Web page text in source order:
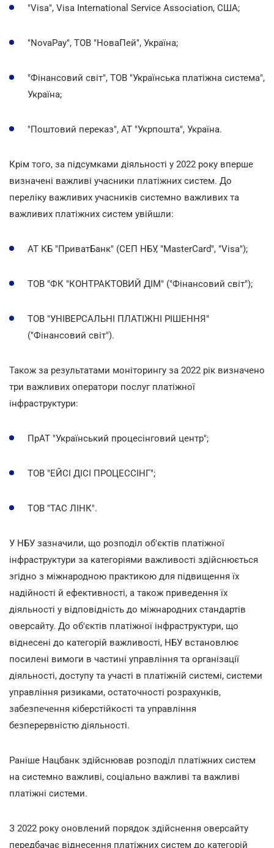
"Visa", Visa International Service Association, США;
"NovaPay", ТОВ "НоваПей", Україна;
"Фінансовий світ", ТОВ "Українська платіжна система",
Україна;
"Поштовий переказ", АТ "Укрпошта", Україна.
Крім того, за підсумками діяльності у 2022 року вперше
визначені важливі учасники платіжних систем. До
переліку важливих учасників системно важливих та
важливих платіжних систем увійшли:
АТ КБ "ПриватБанк" (СЕП НБУ, "MasterCard", "Visa");
ТОВ "ФК "КОНТРАКТОВИЙ ДІМ" ("Фінансовий світ");
ТОВ "УНІВЕРСАЛЬНІ ПЛАТІЖНІ РІШЕННЯ"
("Фінансовий світ").
Також за результатами моніторингу за 2022 рік визначено
три важливих оператори послуг платіжної
інфраструктури:
ПрАТ "Український процесінговий центр";
ТОВ "ЕЙСІ ДІСІ ПРОЦЕССІНГ";
ТОВ "ТАС ЛІНК".
У НБУ зазначили, що розподіл об'єктів платіжної
інфраструктури за категоріями важливості здійснюється
згідно з міжнародною практикою для підвищення їх
надійності й ефективності, а також приведення їх
діяльності у відповідність до міжнародних стандартів
оверсайту. До об'єктів платіжної інфраструктури, що
віднесені до категорій важливості, НБУ встановлює
посилені вимоги в частині управління та організації
діяльності, доступу та участі в платіжній системі, системи
управління ризиками, остаточності розрахунків,
забезпечення кіберстійкості та управління
безперервністю діяльності.
Раніше Нацбанк здійснював розподіл платіжних систем
на системно важливі, соціально важливі та важливі
платіжні системи.
З 2022 року оновлений порядок здійснення оверсайту
передбачає віднесення платіжних систем до категорій